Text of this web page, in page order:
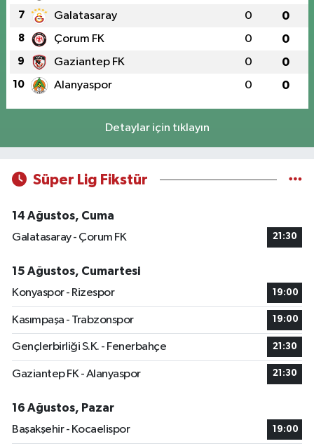
7 Galatasaray 0 0
8 Çorum FK 0 0
9 Gaziantep FK 0 0
10 Alanyaspor 0 0
Detaylar için tıklayın
Süper Lig Fikstür
14 Ağustos, Cuma
Galatasaray - Çorum FK
21:30
15 Ağustos, Cumartesi
Konyaspor - Rizespor
19:00
Kasımpaşa - Trabzonspor 19:00
Gençlerbirliği S.K. - Fenerbahçe 21:30
Gaziantep FK - Alanyaspor 21:30
16 Ağustos, Pazar
Başakşehir - Kocaelispor
19:00